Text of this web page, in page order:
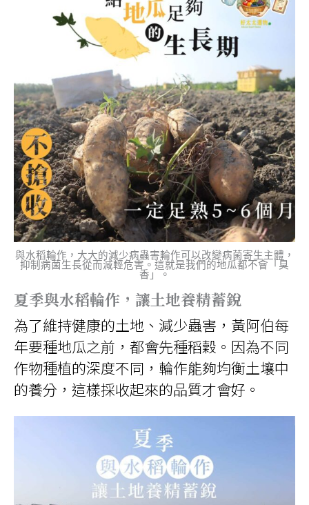
與水稻輪作，大大的減少病蟲害輪作可以改變病菌寄生主體，
抑制病菌生長從而減輕危害。這就是我們的地瓜都不會「臭
香」。
夏季與水稻輪作，讓土地養精蓄銳
為了維持健康的土地、減少蟲害，黃阿伯每
年要種地瓜之前，都會先種稻穀。因為不同
作物種植的深度不同，輪作能夠均衡土壤中
的養分，這樣採收起來的品質才會好。